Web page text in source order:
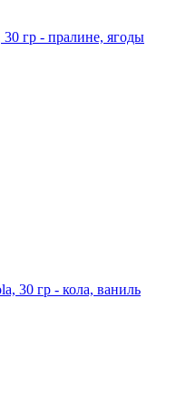
гр - пралине, ягоды
30 гр - кола, ваниль